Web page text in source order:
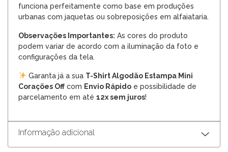
funciona perfeitamente como base em produções
urbanas com jaquetas ou sobreposições em alfaiataria.
Observações Importantes: As cores do produto
podem variar de acordo com a iluminação da foto e
configurações da tela.
Garanta já a sua T-Shirt Algodão Estampa Mini
Corações Off com Envio Rápido e possibilidade de
parcelamento em até 12x sem juros!
Informação adicional